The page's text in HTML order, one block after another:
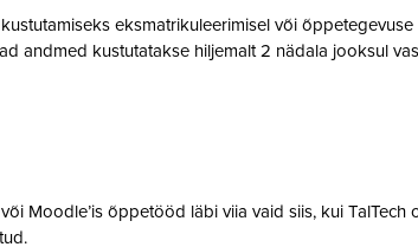
eksmatrikuleerimisel või
andmed kustutatakse hiljemalt 2 nädala jooksul
Moodle’is õppetööd läbi viia vaid siis, kui